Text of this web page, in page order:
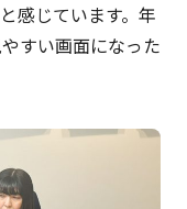
感じています。年
すい画面になった